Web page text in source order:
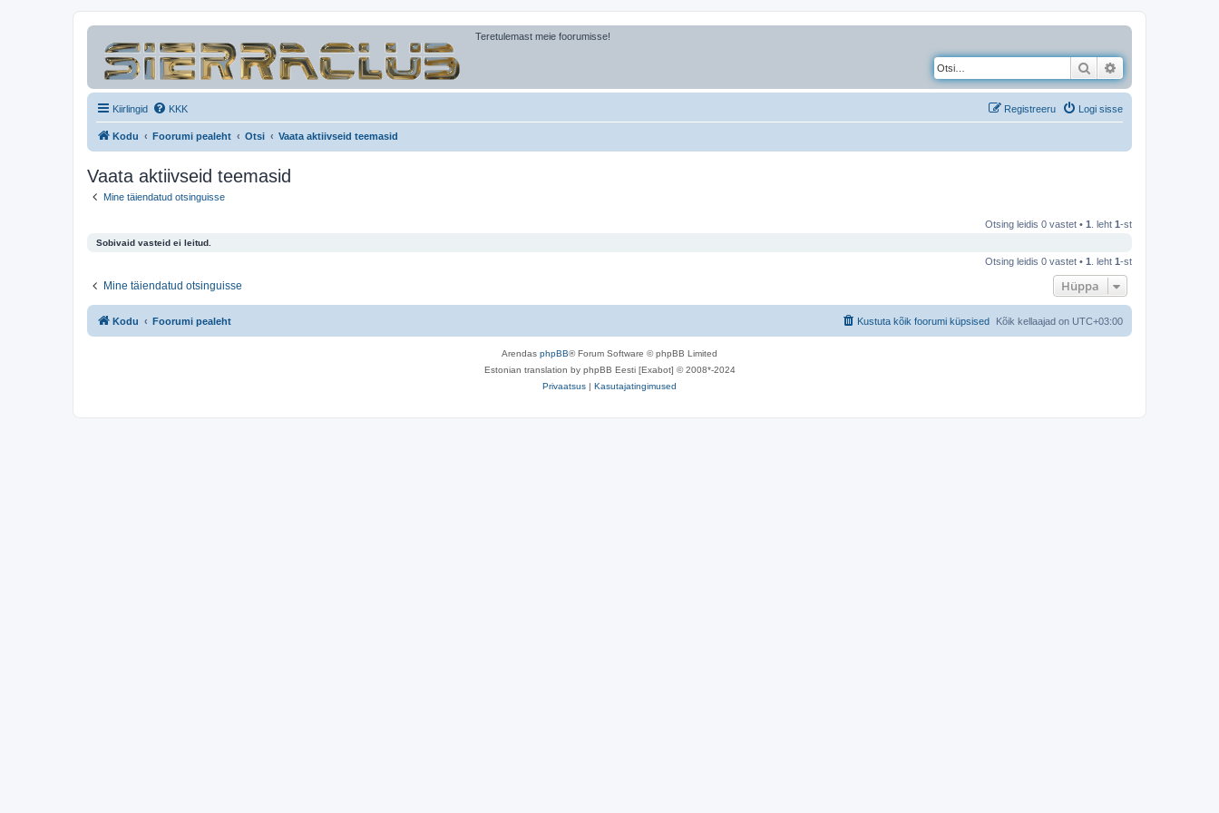
Teretulemast meie foorumisse!
Otsi
Kiirlingid KKK Logi sisse
Registreeru
Kodu Foorumi pealeht Otsi Vaata aktiivseid teemasid
Vaata aktiivseid teemasid
Mine täiendatud otsinguisse
Otsing leidis 0 vastet • 1 . leht 1-st
Sobivaid vasteid ei leitud.
Otsing leidis 0 vastet • 1 . leht 1-st
Mine täiendatud otsinguisse Hüppa
Kodu Foorumi pealeht Kõik kellaajad on UTC+03:00
Kustuta kõik foorumi küpsised
Arendas phpBB® Forum Software © phpBB Limited
Estonian translation by phpBB Eesti [Exabot] © 2008*-2024
Privaatsus | Kasutajatingimused